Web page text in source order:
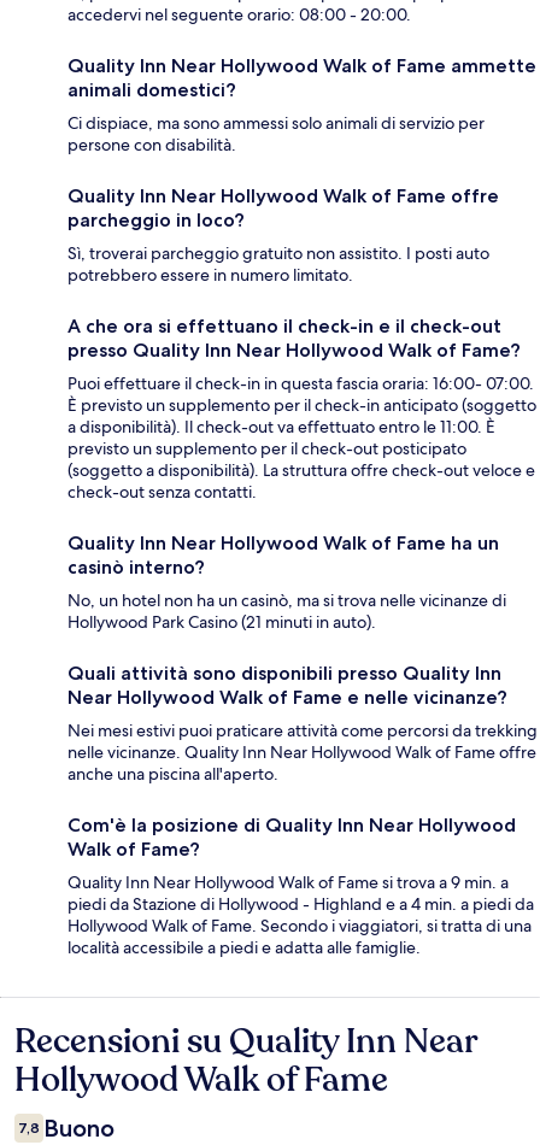
accedervi nel seguente orario: 08:00 - 20:00.
Quality Inn Near Hollywood Walk of Fame ammette
animali domestici?
Ci dispiace, ma sono ammessi solo animali di servizio per
persone con disabilità.
Quality Inn Near Hollywood Walk of Fame offre
parcheggio in loco?
Sì, troverai parcheggio gratuito non assistito. I posti auto
potrebbero essere in numero limitato.
A che ora si effettuano il check-in e il check-out
presso Quality Inn Near Hollywood Walk of Fame?
Puoi effettuare il check-in in questa fascia oraria: 16:00- 07:00.
È previsto un supplemento per il check-in anticipato (soggetto
a disponibilità). Il check-out va effettuato entro le 11:00. È
previsto un supplemento per il check-out posticipato
(soggetto a disponibilità). La struttura offre check-out veloce e
check-out senza contatti.
Quality Inn Near Hollywood Walk of Fame ha un
casinò interno?
No, un hotel non ha un casinò, ma si trova nelle vicinanze di
Hollywood Park Casino (21 minuti in auto).
Quali attività sono disponibili presso Quality Inn
Near Hollywood Walk of Fame e nelle vicinanze?
Nei mesi estivi puoi praticare attività come percorsi da trekking
nelle vicinanze. Quality Inn Near Hollywood Walk of Fame offre
anche una piscina all'aperto.
Com'è la posizione di Quality Inn Near Hollywood
Walk of Fame?
Quality Inn Near Hollywood Walk of Fame si trova a 9 min. a
piedi da Stazione di Hollywood - Highland e a 4 min. a piedi da
Hollywood Walk of Fame. Secondo i viaggiatori, si tratta di una
località accessibile a piedi e adatta alle famiglie.
Recensioni
Recensioni su Quality Inn Near
Hollywood Walk of Fame
7,8 Buono